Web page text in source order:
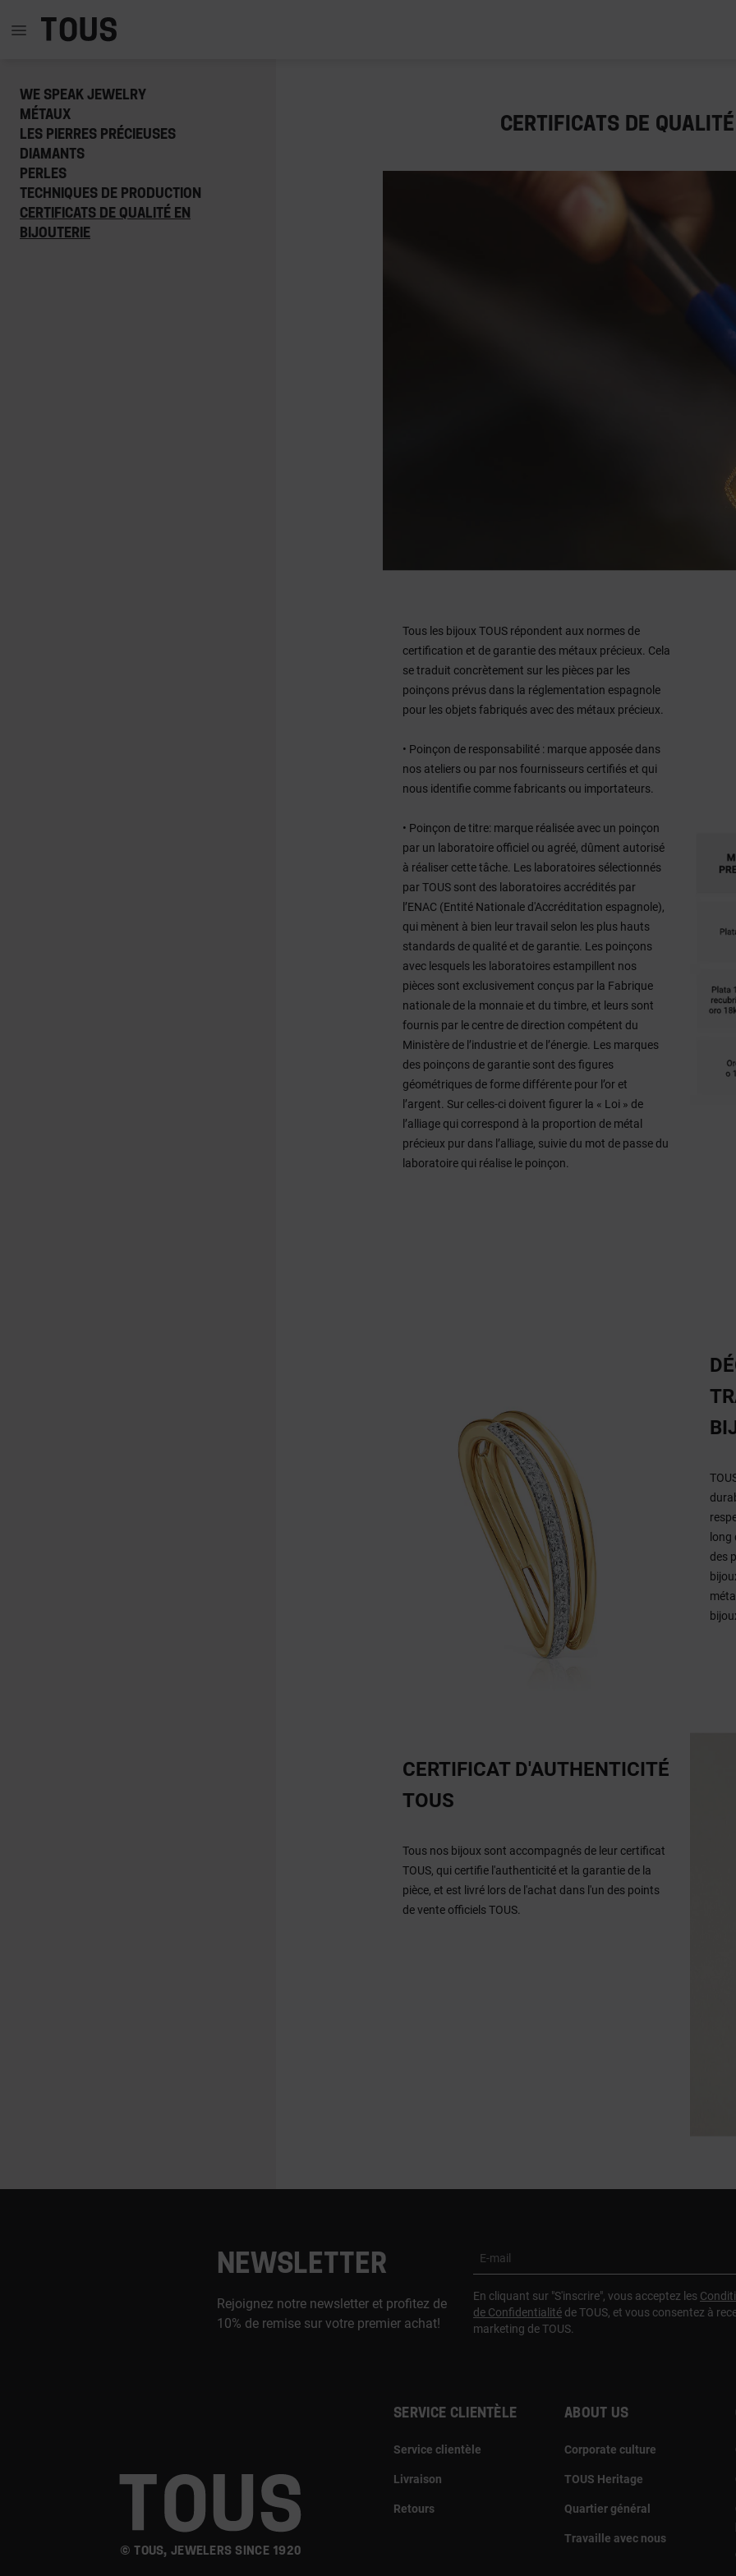
WE SPEAK JEWELRY
MÉTAUX
LES PIERRES PRÉCIEUSES
DIAMANTS
PERLES
TECHNIQUES DE PRODUCTION
CERTIFICATS DE QUALITÉ EN
BIJOUTERIE
CERTIFICATS DE
Tous les bijoux TOUS répondent aux normes de
certification et de garantie des métaux précieux. Cela
se traduit concrètement sur les pièces par les
poinçons prévus dans la réglementation espagnole
pour les objets fabriqués avec des métaux précieux.
• Poinçon de responsabilité : marque apposée dans
nos ateliers ou par nos fournisseurs certifiés et qui
nous identifie comme fabricants ou importateurs.
• Poinçon de titre: marque réalisée avec un poinçon
par un laboratoire officiel ou agréé, dûment autorisé
à réaliser cette tâche. Les laboratoires sélectionnés
par TOUS sont des laboratoires accrédités par
l’ENAC (Entité Nationale d'Accréditation espagnole),
qui mènent à bien leur travail selon les plus hauts
standards de qualité et de garantie. Les poinçons
avec lesquels les laboratoires estampillent nos
pièces sont exclusivement conçus par la Fabrique
nationale de la monnaie et du timbre, et leurs sont
fournis par le centre de direction compétent du
Ministère de l’industrie et de l’énergie. Les marques
des poinçons de garantie sont des figures
géométriques de forme différente pour l’or et
l’argent. Sur celles-ci doivent figurer la « Loi » de
l’alliage qui correspond à la proportion de métal
précieux pur dans l’alliage, suivie du mot de passe du
laboratoire qui réalise le poinçon.
long
des
CERTIFICAT D'AUTHENTICITÉ
TOUS
Tous nos bijoux sont accompagnés de leur certificat
TOUS, qui certifie l'authenticité et la garantie de la
pièce, et est livré lors de l'achat dans l'un des points
de vente officiels TOUS.
NEWSLETTER
Rejoignez notre newsletter et profitez de
10% de remise sur votre premier achat!
E-mail
En cliquant sur "S'inscrire", vous acceptez les
de Confidentialité de TOUS, et vous consentez à
marketing de TOUS.
© TOUS, JEWELERS SINCE 1920
Service clientèle
Service clientèle
Livraison
Retours
About us
Corporate culture
TOUS Heritage
Quartier général
Travaille avec nous